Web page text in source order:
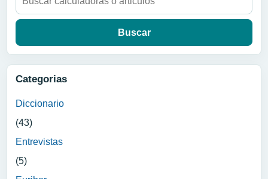
Categorias
Diccionario
(43)
Entrevistas
(5)